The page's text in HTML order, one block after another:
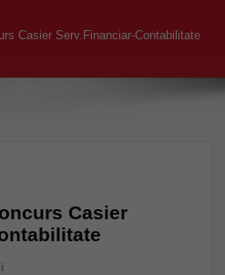
Casier Serv.Financiar-Contabilitate
Casier